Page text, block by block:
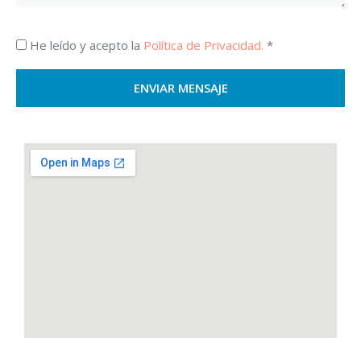
He leído y acepto la Política de Privacidad. *
ENVIAR MENSAJE